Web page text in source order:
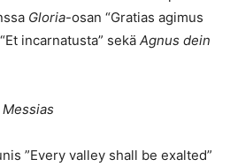
Gloria-osan “Gratias agimus
incarnatusta” sekä Agnus dein
Messias
”Every valley shall be exalted”